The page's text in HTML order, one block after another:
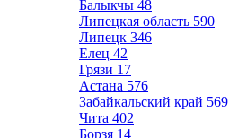
Балыкчы 48
Липецкая область 590
Липецк 346
Елец 42
Грязи 17
Астана 576
Забайкальский край 569
Чита 402
Борзя 14